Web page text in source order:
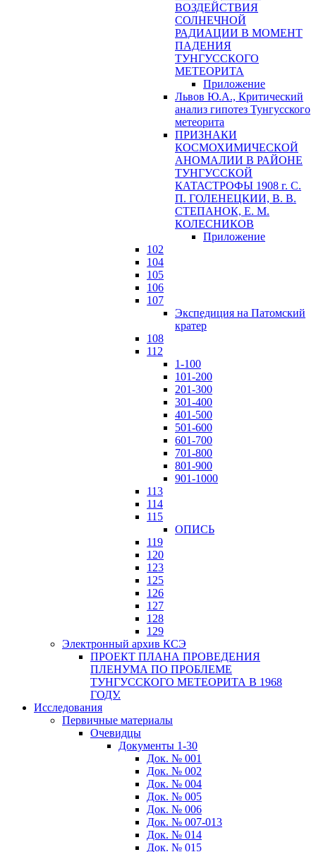
ВОЗДЕЙСТВИЯ
СОЛНЕЧНОЙ
РАДИАЦИИ В МОМЕНТ
ПАДЕНИЯ
ТУНГУССКОГО
MЕТЕОРИТА
Приложение
Львов Ю.A., Критический
анализ гипотез Тунгусского
метеорита
ПРИЗНАКИ
КОСМОХИМИЧЕСКОЙ
АНОМАЛИИ В РАЙОНЕ
ТУНГУССКОЙ
КАТАСТРОФЫ 1908 г. С.
П. ГОЛЕНЕЦКИИ, В. В.
СТЕПАНОК, Е. М.
КОЛЕСНИКОВ
Приложение
102
104
105
106
107
Экспедиция на Патомский
кратер
108
112
1-100
101-200
201-300
301-400
401-500
501-600
601-700
701-800
801-900
901-1000
113
114
115
ОПИСЬ
119
120
123
125
126
127
128
129
Электронный архив КСЭ
ПРОЕКТ ПЛАНА ПРОВЕДЕНИЯ
ПЛЕНУМА ПО ПРОБЛЕМЕ
ТУНГУССКОГО МЕТЕОРИТА В 1968
ГОДУ.
Исследования
Первичные материалы
Очевидцы
Документы 1-30
Док. № 001
Док. № 002
Док. № 004
Док. № 005
Док. № 006
Док. № 007-013
Док. № 014
Док. № 015